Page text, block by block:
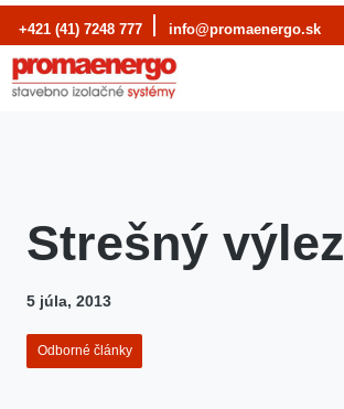
Preskočiť
na
obsah
+421 (41) 7248 777 info@promaenergo.sk
Strešný výlez
5 júla, 2013
Odborné články